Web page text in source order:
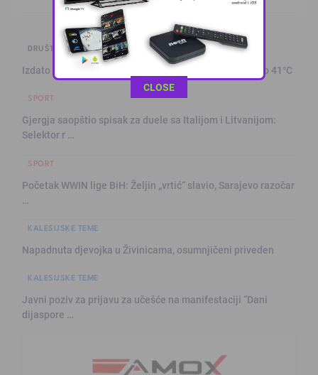
DRUŠTVO I POLITIKA
Izdato narandžasto upozorenje: Sutra temperature i do 41°C
SPORT
Gjergja saopštio spisak za duele sa Italijom i Litvanijom:
Selektor r …
SPORT
Početak WWIN lige BiH: Željin „vrtić“ slavio, Sarajevo razočar
…
KALESIJSKE TEME
Napadnuta djevojka u Živinicama, osumnjičeni priveden
KALESIJSKE TEME
Javni poziv za prijavu za učešće na manifestaciji “Dani
dijaspore …
This popup will close in:
CLOSE